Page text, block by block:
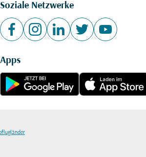
Soziale Netzwerke
Apps